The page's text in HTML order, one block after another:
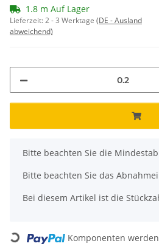
1.8 m Auf Lager
Lieferzeit:2 - 3 Werktage (DE - Ausland
abweichend)
x
Bitte beachten Sie die
Bitte beachten Sie das
Bei diesem Artikel ist die
Loading... Komponenten